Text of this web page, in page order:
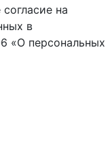
на
в
«О персональных